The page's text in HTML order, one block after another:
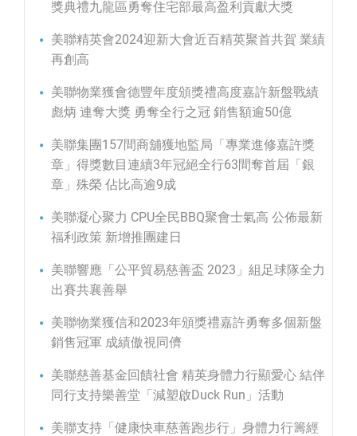
獎典禮九龍區勇奪住宅部最高盈利貢獻大獎
美聯精英會2024迎新大會近百精英聚首共賀 業績
再創高
美聯物業獲會德豐年度頒獎禮高度嘉許新盤戰績
彪炳 連奪大獎 勇奪全行之冠 銷售額逾50億
美聯集團157間商舖獲地監局「專業進修嘉許獎
章」得獎數目連續3年冠絕全行63間奪首屆「銀
章」殊榮 佔比高逾9成
美聯凝心聚力 CPU全民BBQ聚會士氣高 公佈最新
福利政策 新增推團建日
美聯響應「公平貿易慈善盃 2023」組足球隊全力
出賽共襄善舉
美聯物業獲信和2023年頒獎禮嘉許勇奪多個新盤
銷售冠軍 成績傲視同儕
美聯慈善基金回饋社會 精英身體力行顯愛心 結伴
同行支持樂善堂「減塑啟Duck Run」活動
美聯支持「健康快車慈善跑步行」身體力行籌經